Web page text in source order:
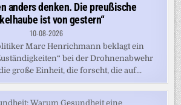
anders denken. Die preußische
ist von gestern“
10-08-2026
Marc Henrichmann beklagt ein
bei der Drohnenabwehr
große Einheit, die forscht, die auf...